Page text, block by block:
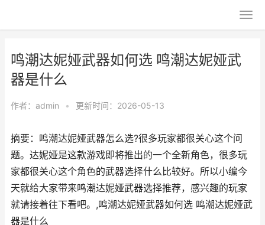
鸣潮达妮娅武器如何选 鸣潮达妮娅武
器是什么
作者： admin • 更新时间：2026-05-13
摘要：鸣潮达妮娅武器怎么选?很多玩家都很关心这个问
题。达妮娅是这款游戏即将推出的一个全新角色，很多玩
家都很关心这个角色的武器选择什么比较好。所以小编今
天就给大家带来鸣潮达妮娅武器选择推荐，感兴趣的玩家
就请接着往下看吧。,鸣潮达妮娅武器如何选 鸣潮达妮娅武
器是什么